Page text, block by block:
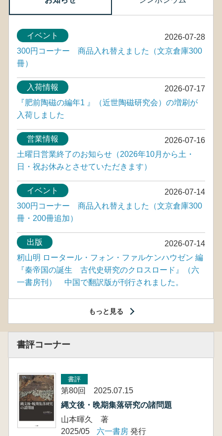
2026-07-28
イベント
300円コーナー 商品入れ替えました（文京倉庫300
冊）
2026-07-17
入荷情報
『肥前陶磁の編年1 』（近世陶磁研究会）の増刷が
入荷しました
2026-07-16
営業情報
土曜日営業終了のお知らせ（2026年10月から土・
日・祝お休みとさせていただきます）
2026-07-14
イベント
300円コーナー 商品入れ替えました（文京倉庫300
冊・200冊追加）
2026-07-14
出版
籾山明 ロータール・フォン・ファルケンハウゼン 編
『秦帝国の誕生 古代史研究のクロスロード』（六
一書房刊） 中国で翻訳版が刊行されました。
もっと見る
書評コーナー
書評
第80回 2025.07.15
縄文後・晩期集落研究の諸問題
山本暉久 著
2025/05
六一書房 発行